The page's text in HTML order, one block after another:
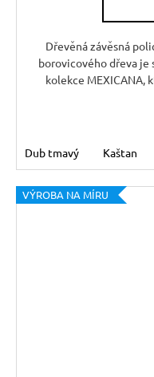
Dřevěná závěsná
borovicového dřeva
kolekce MEXICANA,
Dub tmavý Kaštan
VÝROBA NA MÍRU